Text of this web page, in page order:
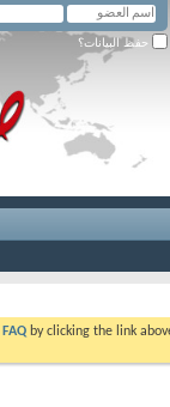
حفظ البيانات؟
FAQ by clicking the link